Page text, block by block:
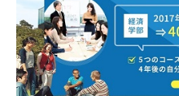
建設×テクノロジーの最前線
ちょっと気になるネットの話題